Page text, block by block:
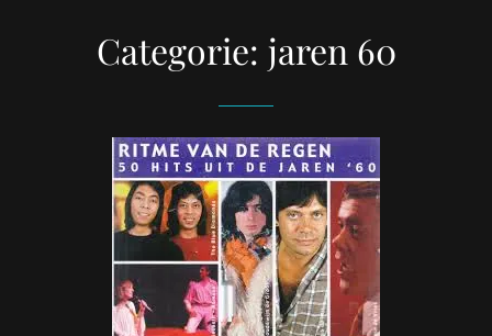
Categorie: jaren 60